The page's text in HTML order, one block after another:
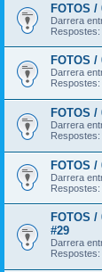
FOTOS /
Darrera
Respostes:
FOTOS
Darrera
Respostes:
FOTOS
Darrera
Respostes:
FOTOS /
Darrera
Respostes:
FOTOS
#29
Darrera
Respostes: